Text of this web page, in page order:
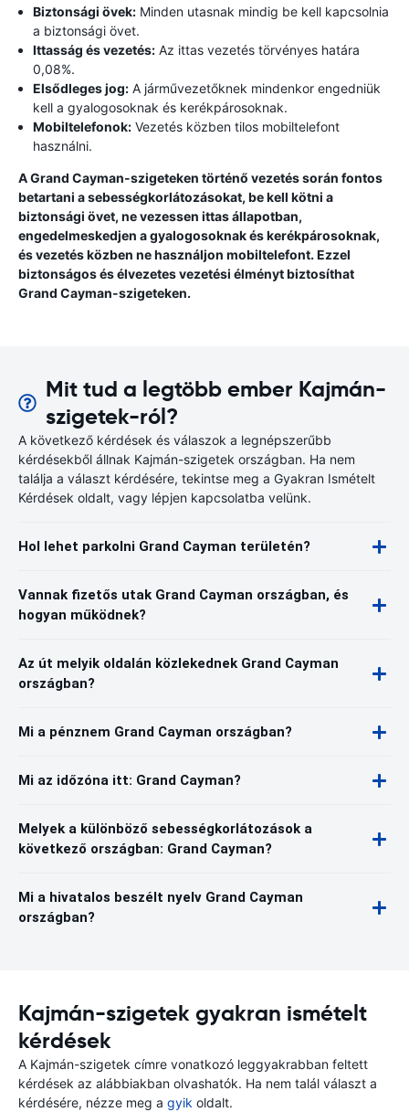
Biztonsági övek: Minden utasnak mindig be kell kapcsolnia
a biztonsági övet.
Ittasság és vezetés: Az ittas vezetés törvényes határa
0,08%.
Elsődleges jog: A járművezetőknek mindenkor engedniük
kell a gyalogosoknak és kerékpárosoknak.
Mobiltelefonok: Vezetés közben tilos mobiltelefont
használni.
A Grand Cayman-szigeteken történő vezetés során fontos
betartani a sebességkorlátozásokat, be kell kötni a
biztonsági övet, ne vezessen ittas állapotban,
engedelmeskedjen a gyalogosoknak és kerékpárosoknak,
és vezetés közben ne használjon mobiltelefont. Ezzel
biztonságos és élvezetes vezetési élményt biztosíthat
Grand Cayman-szigeteken.
Mit tud a legtöbb ember Kajmán-
szigetek-ról?
A következő kérdések és válaszok a legnépszerűbb
kérdésekből állnak Kajmán-szigetek országban. Ha nem
találja a választ kérdésére, tekintse meg a Gyakran Ismételt
Kérdések oldalt, vagy lépjen kapcsolatba velünk.
Hol lehet parkolni Grand Cayman területén?
Vannak fizetős utak Grand Cayman országban, és
hogyan működnek?
Az út melyik oldalán közlekednek Grand Cayman
országban?
Mi a pénznem Grand Cayman országban?
Mi az időzóna itt: Grand Cayman?
Melyek a különböző sebességkorlátozások a
következő országban: Grand Cayman?
Mi a hivatalos beszélt nyelv Grand Cayman
országban?
Kajmán-szigetek gyakran ismételt
kérdések
A Kajmán-szigetek címre vonatkozó leggyakrabban feltett
kérdések az alábbiakban olvashatók. Ha nem talál választ a
kérdésére, nézze meg a gyik oldalt.